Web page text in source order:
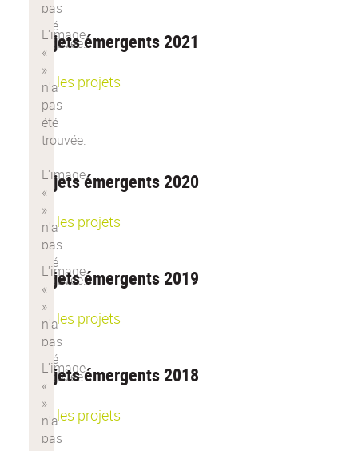
Projets émergents 2021
Voir les projets
Projets émergents 2020
Voir les projets
Projets émergents 2019
Voir les projets
Projets émergents 2018
Voir les projets